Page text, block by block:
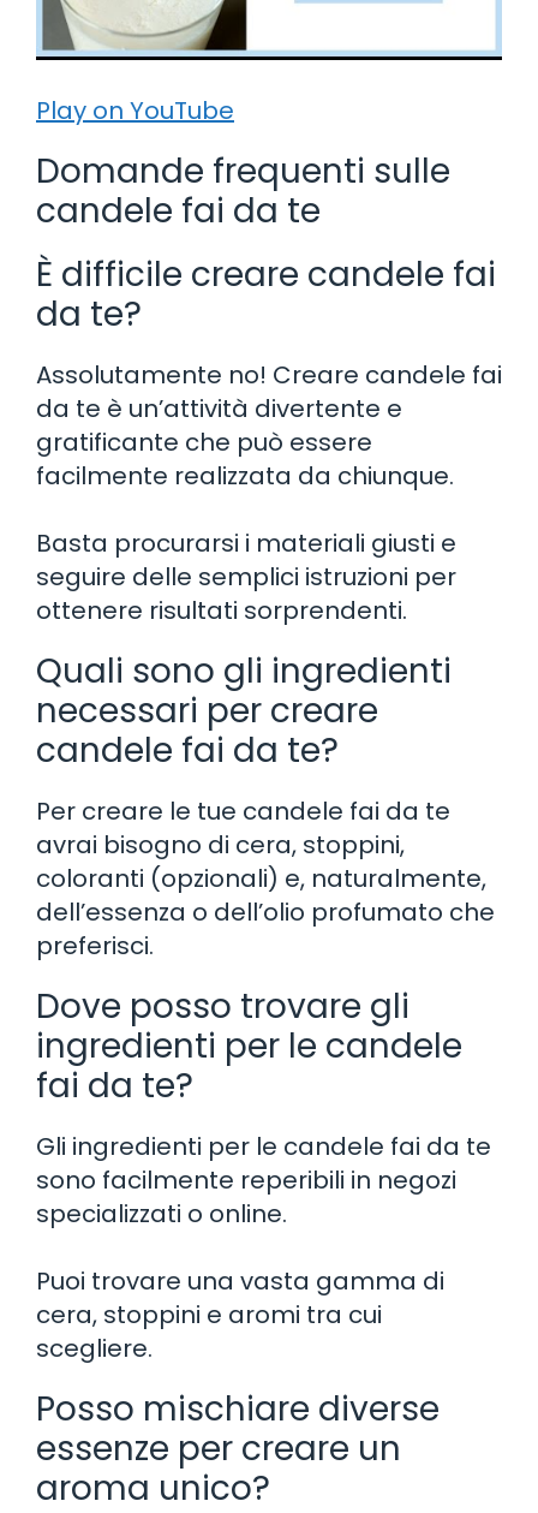
Play on YouTube
Domande frequenti sulle
candele fai da te
È difficile creare candele fai
da te?
Assolutamente no! Creare candele fai
da te è un’attività divertente e
gratificante che può essere
facilmente realizzata da chiunque.
Basta procurarsi i materiali giusti e
seguire delle semplici istruzioni per
ottenere risultati sorprendenti.
Quali sono gli ingredienti
necessari per creare
candele fai da te?
Per creare le tue candele fai da te
avrai bisogno di cera, stoppini,
coloranti (opzionali) e, naturalmente,
dell’essenza o dell’olio profumato che
preferisci.
Dove posso trovare gli
ingredienti per le candele
fai da te?
Gli ingredienti per le candele fai da te
sono facilmente reperibili in negozi
specializzati o online.
Puoi trovare una vasta gamma di
cera, stoppini e aromi tra cui
scegliere.
Posso mischiare diverse
essenze per creare un
aroma unico?